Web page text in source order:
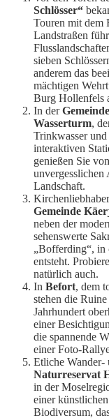
Schlösser“
Touren mit dem
Landstraßen
sieben
anderem das
mächtigen
Burg Hollenfels
In der
Wasserturm,
Trinkwasser
interaktiven
genießen Sie
Landschaft.
Gemeinde
neben der
sehenswerte
„Bofferding“, in
entsteht.
natürlich auch.
In Befort, dem
stehen die
Jahrhundert
einer
die spannende
einer Foto-
Etliche Wander-
Naturreservat
in der
einer
Biodiversum,